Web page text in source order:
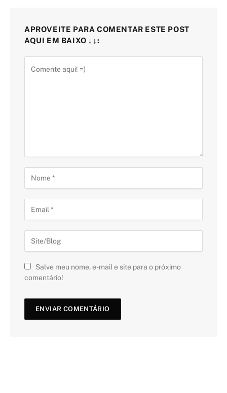
APROVEITE PARA COMENTAR ESTE POST
AQUI EM BAIXO ↓↓:
Salve meu nome, e-mail e site para o próximo
comentário!